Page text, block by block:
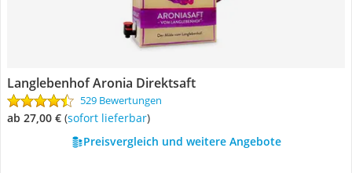
Langlebenhof Aronia Direktsaft
529 Bewertungen
ab 27,00 € ( Sofort lieferbar)
Preisvergleich und weitere Angebote